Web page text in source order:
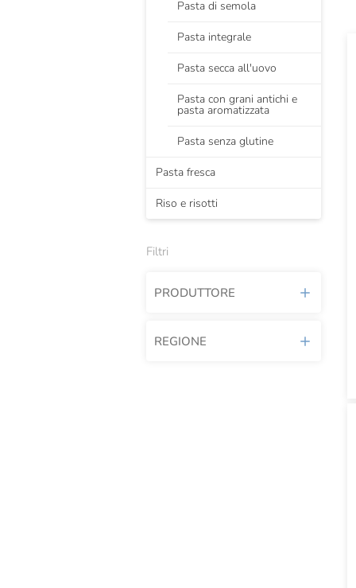
Pasta di semola
Pasta integrale
Pasta secca all'uovo
Pasta con grani antichi e
pasta aromatizzata
Pasta senza glutine
Pasta fresca
Riso e risotti
Filtri
PRODUTTORE
Afeltra
REGIONE